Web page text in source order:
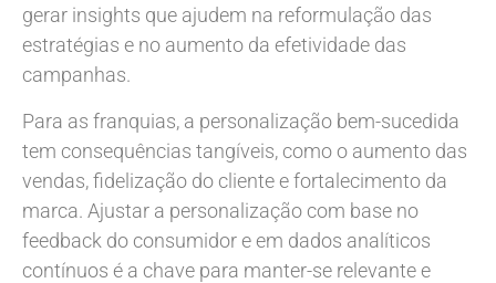
gerar insights que ajudem na reformulação das
estratégias e no aumento da efetividade das
campanhas.
Para as franquias, a personalização bem-sucedida
tem consequências tangíveis, como o aumento das
vendas, fidelização do cliente e fortalecimento da
marca. Ajustar a personalização com base no
feedback do consumidor e em dados analíticos
contínuos é a chave para manter-se relevante e